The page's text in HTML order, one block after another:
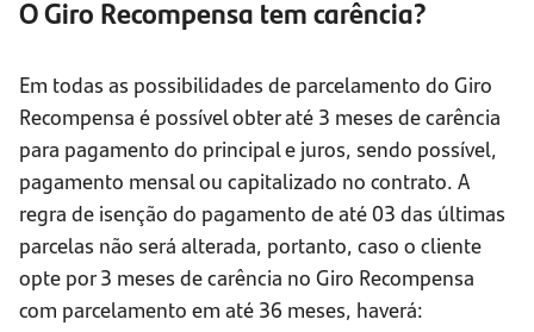
O Giro Recompensa tem carência?
Em todas as possibilidades de parcelamento do Giro
Recompensa é possível obter até 3 meses de carência
para pagamento do principal e juros, sendo possível,
pagamento mensal ou capitalizado no contrato. A
regra de isenção do pagamento de até 03 das últimas
parcelas não será alterada, portanto, caso o cliente
opte por 3 meses de carência no Giro Recompensa
com parcelamento em até 36 meses, haverá: